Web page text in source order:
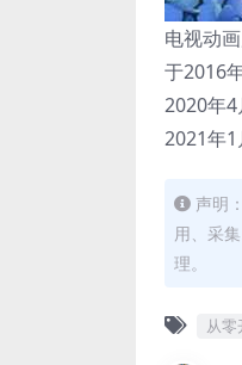
电视动
于2016
2020年
2021年1
声明
用、采
理。
从零